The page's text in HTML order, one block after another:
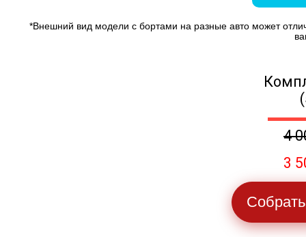
*Внешний вид модели с бортами на разные авто может
4
3